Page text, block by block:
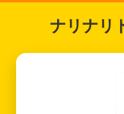
ナリナリ